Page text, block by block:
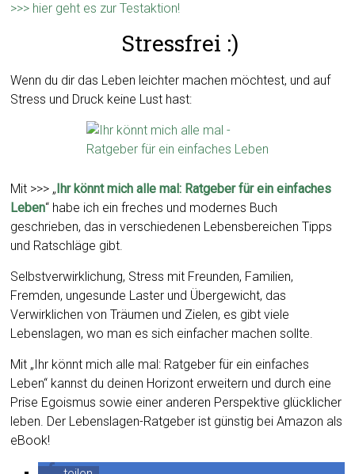
>>> hier geht es zur Testaktion!
Stressfrei :)
Wenn du dir das Leben leichter machen möchtest, und auf
Stress und Druck keine Lust hast:
Mit >>> „Ihr könnt mich alle mal: Ratgeber für ein einfaches
Leben“ habe ich ein freches und modernes Buch
geschrieben, das in verschiedenen Lebensbereichen Tipps
und Ratschläge gibt.
Selbstverwirklichung, Stress mit Freunden, Familien,
Fremden, ungesunde Laster und Übergewicht, das
Verwirklichen von Träumen und Zielen, es gibt viele
Lebenslagen, wo man es sich einfacher machen sollte.
Mit „Ihr könnt mich alle mal: Ratgeber für ein einfaches
Leben“ kannst du deinen Horizont erweitern und durch eine
Prise Egoismus sowie einer anderen Perspektive glücklicher
leben. Der Lebenslagen-Ratgeber ist günstig bei Amazon als
eBook!